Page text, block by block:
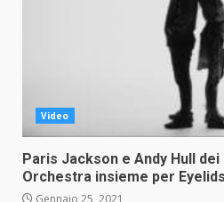
Video
Paris Jackson e Andy Hull
Orchestra insieme per Eyelids